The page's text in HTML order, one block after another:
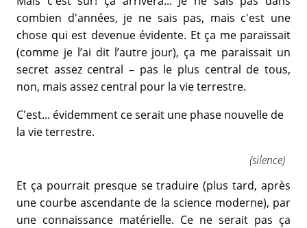
combien d'années, je ne sais pas, mais c'est une
chose qui est devenue évidente. Et ça me paraissait
(comme je l’ai dit l’autre jour), ça me paraissait un
secret assez central – pas le plus central de tous,
non, mais assez central pour la vie terrestre.
C'est... évidemment ce serait une phase nouvelle de
la vie terrestre.
(silence)
Et ça pourrait presque se traduire (plus tard, après
une courbe ascendante de la science moderne), par
une connaissance matérielle. Ce ne serait pas ça